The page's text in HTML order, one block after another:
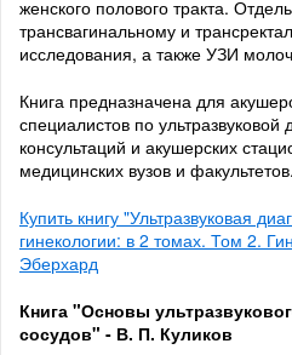
женского полового тракта.
трансвагинальному и
исследования, а также УЗИ
Книга предназначена для
специалистов по ультразвуковой
консультаций и акушерских
медицинских вузов и факультетов.
Купить книгу "Ультразвуковая
гинекологии: в 2 томах. Том 2.
Эберхард
Книга "Основы
сосудов" - В. П. Куликов